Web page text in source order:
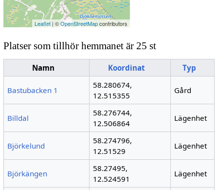
Leaflet| ©OpenStreetMapcontributors
Platser som tillhör hemmanet är 25 st
Namn Koordinat Typ
Bastubacken 1
58.280674,
12.515355
Gård
Billdal
58.276744,
12.506864
Lägenhet
Björkelund
58.274796,
12.51529
Lägenhet
Björkängen
58.27495,
12.524591
Lägenhet